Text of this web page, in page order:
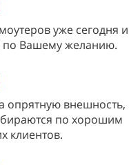
уже сегодня и
по Вашему желанию.
опрятную внешность,
по хорошим
клиентов.